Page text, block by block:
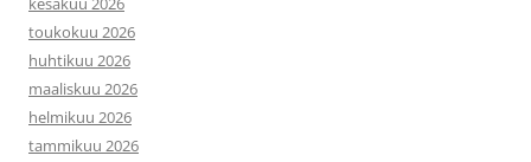
toukokuu 2026
huhtikuu 2026
maaliskuu 2026
helmikuu 2026
tammikuu 2026